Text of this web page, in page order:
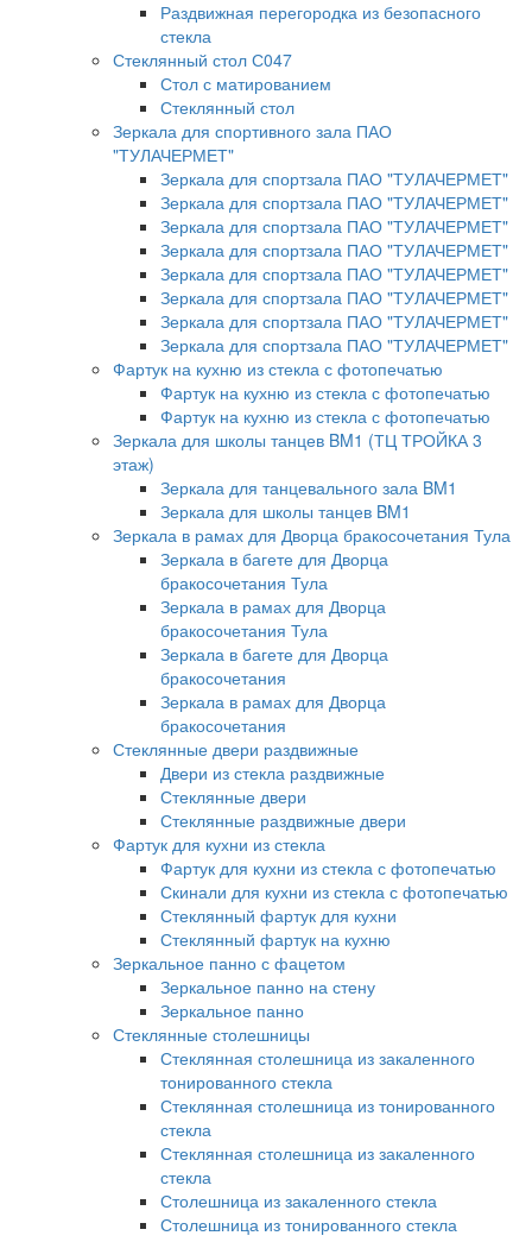
Раздвижная перегородка из безопасного
стекла
Стеклянный стол С047
Стол с матированием
Стеклянный стол
Зеркала для спортивного зала ПАО
"ТУЛАЧЕРМЕТ"
Зеркала для спортзала ПАО "ТУЛАЧЕРМЕТ"
Зеркала для спортзала ПАО "ТУЛАЧЕРМЕТ"
Зеркала для спортзала ПАО "ТУЛАЧЕРМЕТ"
Зеркала для спортзала ПАО "ТУЛАЧЕРМЕТ"
Зеркала для спортзала ПАО "ТУЛАЧЕРМЕТ"
Зеркала для спортзала ПАО "ТУЛАЧЕРМЕТ"
Зеркала для спортзала ПАО "ТУЛАЧЕРМЕТ"
Зеркала для спортзала ПАО "ТУЛАЧЕРМЕТ"
Фартук на кухню из стекла с фотопечатью
Фартук на кухню из стекла с фотопечатью
Фартук на кухню из стекла с фотопечатью
Зеркала для школы танцев BM1 (ТЦ ТРОЙКА 3
этаж)
Зеркала для танцевального зала BM1
Зеркала для школы танцев BM1
Зеркала в рамах для Дворца бракосочетания Тула
Зеркала в багете для Дворца
бракосочетания Тула
Зеркала в рамах для Дворца
бракосочетания Тула
Зеркала в багете для Дворца
бракосочетания
Зеркала в рамах для Дворца
бракосочетания
Стеклянные двери раздвижные
Двери из стекла раздвижные
Стеклянные двери
Стеклянные раздвижные двери
Фартук для кухни из стекла
Фартук для кухни из стекла с фотопечатью
Скинали для кухни из стекла с фотопечатью
Стеклянный фартук для кухни
Стеклянный фартук на кухню
Зеркальное панно с фацетом
Зеркальное панно на стену
Зеркальное панно
Стеклянные столешницы
Стеклянная столешница из закаленного
тонированного стекла
Стеклянная столешница из тонированного
стекла
Стеклянная столешница из закаленного
стекла
Столешница из закаленного стекла
Столешница из тонированного стекла